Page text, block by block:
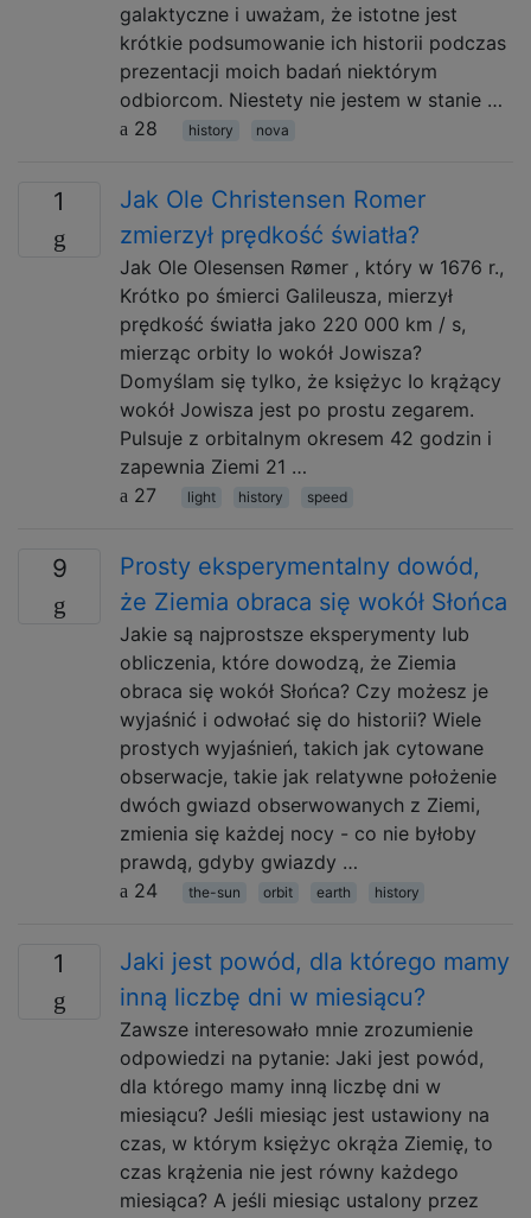
galaktyczne i uważam, że istotne jest
krótkie podsumowanie ich historii podczas
prezentacji moich badań niektórym
odbiorcom. Niestety nie jestem w stanie …
28
history nova
1
Jak Ole Christensen Romer
zmierzył prędkość światła?
Jak Ole Olesensen Rømer , który w 1676 r.,
Krótko po śmierci Galileusza, mierzył
prędkość światła jako 220 000 km / s,
mierząc orbity Io wokół Jowisza?
Domyślam się tylko, że księżyc Io krążący
wokół Jowisza jest po prostu zegarem.
Pulsuje z orbitalnym okresem 42 godzin i
zapewnia Ziemi 21 …
27
light history speed
9
Prosty eksperymentalny dowód,
że Ziemia obraca się wokół Słońca
Jakie są najprostsze eksperymenty lub
obliczenia, które dowodzą, że Ziemia
obraca się wokół Słońca? Czy możesz je
wyjaśnić i odwołać się do historii? Wiele
prostych wyjaśnień, takich jak cytowane
obserwacje, takie jak relatywne położenie
dwóch gwiazd obserwowanych z Ziemi,
zmienia się każdej nocy - co nie byłoby
prawdą, gdyby gwiazdy …
24
the-sun orbit earth history
1
Jaki jest powód, dla którego mamy
inną liczbę dni w miesiącu?
Zawsze interesowało mnie zrozumienie
odpowiedzi na pytanie: Jaki jest powód,
dla którego mamy inną liczbę dni w
miesiącu? Jeśli miesiąc jest ustawiony na
czas, w którym księżyc okrąża Ziemię, to
czas krążenia nie jest równy każdego
miesiąca? A jeśli miesiąc ustalony przez